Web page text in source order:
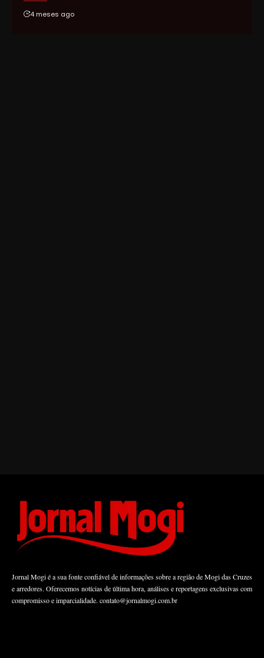
4 meses ago
Jornal Mogi é a sua fonte confiável de informações sobre a região de Mogi das Cruzes
e arredores. Oferecemos notícias de última hora, análises e reportagens exclusivas com
compromisso e imparcialidade. contato@jornalmogi.com.br